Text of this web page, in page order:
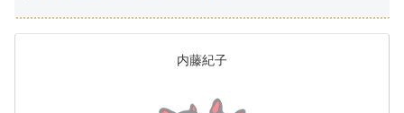
内藤紀子